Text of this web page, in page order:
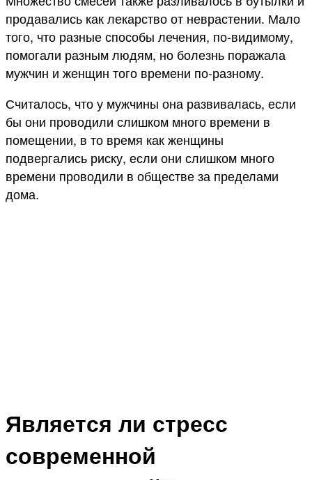
продавались как лекарство от неврастении. Мало
того, что разные способы лечения, по-видимому,
помогали разным людям, но болезнь поражала
мужчин и женщин того времени по-разному.
Считалось, что у мужчины она развивалась, если
бы они проводили слишком много времени в
помещении, в то время как женщины
подвергались риску, если они слишком много
времени проводили в обществе за пределами
дома.
Является ли стресс
современной